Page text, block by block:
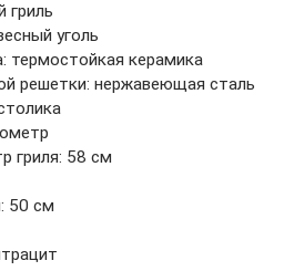
гриль
уголь
термостойкая керамика
решетки: нержавеющая сталь
гриля: 58 см
50 см